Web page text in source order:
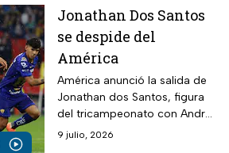
Jonathan Dos Santos
se despide del
América
América anunció la salida de
Jonathan dos Santos, figura
del tricampeonato con André
Jardine; el mediocampista
9 julio, 2026